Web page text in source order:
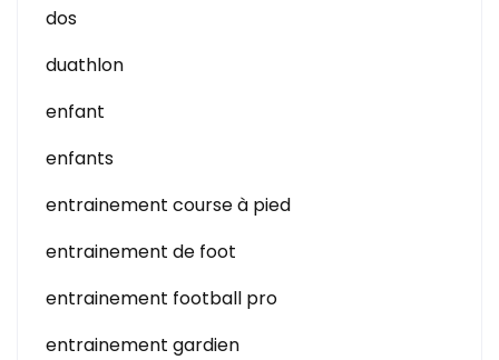
dos
duathlon
enfant
enfants
entrainement course à pied
entrainement de foot
entrainement football pro
entrainement gardien